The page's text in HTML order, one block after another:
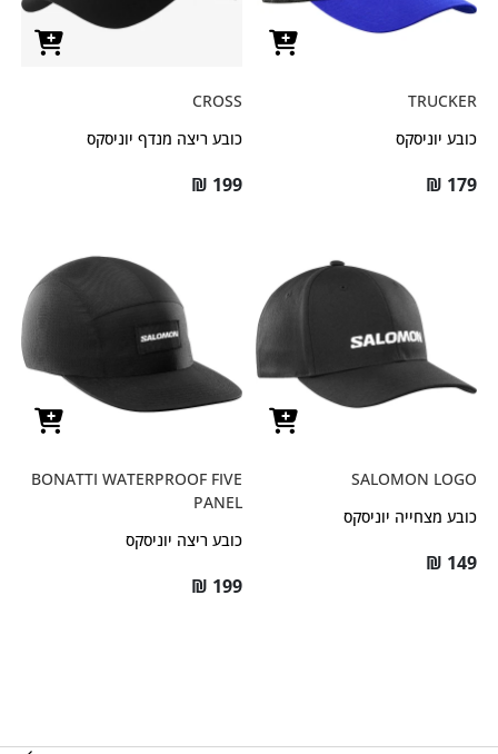
TRUCKER
כובע יוניסקס
₪ 179
CROSS
כובע ריצה מנדף יוניסקס
₪ 199
SALOMON LOGO
כובע מצחייה יוניסקס
₪ 149
BONATTI WATERPROOF FIVE
PANEL
כובע ריצה יוניסקס
₪ 199